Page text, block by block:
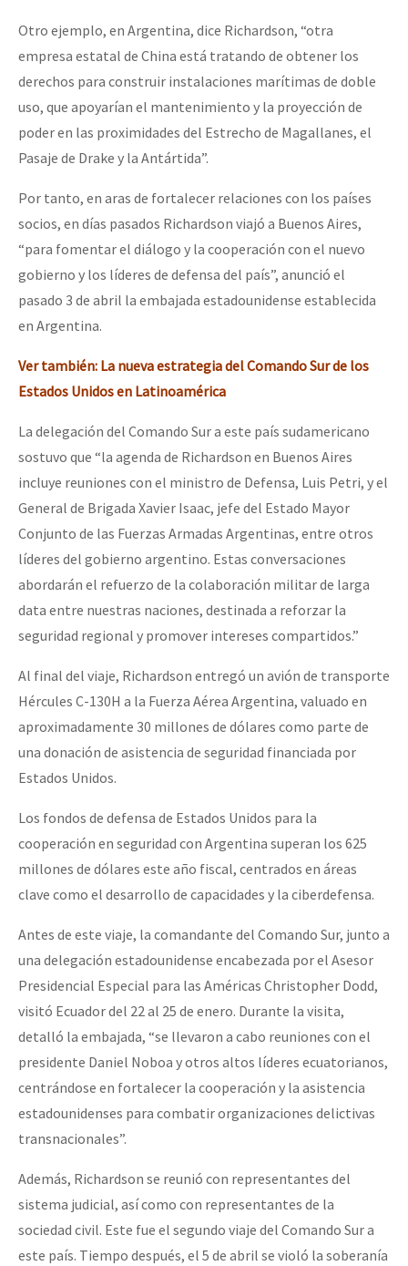
Otro ejemplo, en Argentina, dice Richardson, “otra
empresa estatal de China está tratando de obtener los
derechos para construir instalaciones marítimas de doble
uso, que apoyarían el mantenimiento y la proyección de
poder en las proximidades del Estrecho de Magallanes, el
Pasaje de Drake y la Antártida”.
Por tanto, en aras de fortalecer relaciones con los países
socios, en días pasados Richardson viajó a Buenos Aires,
“para fomentar el diálogo y la cooperación con el nuevo
gobierno y los líderes de defensa del país”, anunció el
pasado 3 de abril la embajada estadounidense establecida
en Argentina.
Ver también: La nueva estrategia del Comando Sur de los
Estados Unidos en Latinoamérica
La delegación del Comando Sur a este país sudamericano
sostuvo que “la agenda de Richardson en Buenos Aires
incluye reuniones con el ministro de Defensa, Luis Petri, y el
General de Brigada Xavier Isaac, jefe del Estado Mayor
Conjunto de las Fuerzas Armadas Argentinas, entre otros
líderes del gobierno argentino. Estas conversaciones
abordarán el refuerzo de la colaboración militar de larga
data entre nuestras naciones, destinada a reforzar la
seguridad regional y promover intereses compartidos.”
Al final del viaje, Richardson entregó un avión de transporte
Hércules C-130H a la Fuerza Aérea Argentina, valuado en
aproximadamente 30 millones de dólares como parte de
una donación de asistencia de seguridad financiada por
Estados Unidos.
Los fondos de defensa de Estados Unidos para la
cooperación en seguridad con Argentina superan los 625
millones de dólares este año fiscal, centrados en áreas
clave como el desarrollo de capacidades y la ciberdefensa.
Antes de este viaje, la comandante del Comando Sur, junto a
una delegación estadounidense encabezada por el Asesor
Presidencial Especial para las Américas Christopher Dodd,
visitó Ecuador del 22 al 25 de enero. Durante la visita,
detalló la embajada, “se llevaron a cabo reuniones con el
presidente Daniel Noboa y otros altos líderes ecuatorianos,
centrándose en fortalecer la cooperación y la asistencia
estadounidenses para combatir organizaciones delictivas
transnacionales”.
Además, Richardson se reunió con representantes del
sistema judicial, así como con representantes de la
sociedad civil. Este fue el segundo viaje del Comando Sur a
este país. Tiempo después, el 5 de abril se violó la soberanía